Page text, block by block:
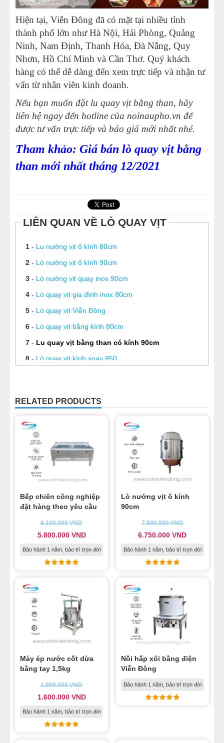
Hiện tại, Viễn Đông đã có mặt tại nhiều tỉnh
thành phố lớn như Hà Nội, Hải Phòng, Quảng
Ninh, Nam Định, Thanh Hóa, Đà Nẵng, Quy
Nhơn, Hồ Chí Minh và Cần Thơ. Quý khách
hàng có thể dễ dàng đến xem trực tiếp và nhận tư
vấn từ nhân viên kinh doanh.
Nếu bạn muốn đặt lu quay vịt bằng than, hãy
liên hệ ngay đến hotline của noinaupho.vn để
được tư vấn trực tiếp và báo giá mới nhất nhé.
Tham khảo: Giá bán lò quay vịt bằng
than mới nhất tháng 12/2021
LIÊN QUAN VỀ LÒ QUAY VỊT
1- Lu nướng vịt ô kính 80cm
2- Lò nướng vịt ô kính 90cm
3- Lò nướng vịt quay inox 90cm
4- Lò quay vịt gia đình inox 80cm
5- Lò quay vịt Viễn Đông
6- Lò quay vịt bằng kính 80cm
7- Lu quay vịt bằng than có kính 90cm
8- Lò quay vịt kính xoay 850
RELATED PRODUCTS
Bếp chiên công nghiệp
đặt hàng theo yêu cầu
6.100.000VND
5.800.000 VND
Bảo hành 1 năm, bảo trì trọn đời
Lò nướng vịt ô kính
90cm
7.000.000VND
6.750.000VND
Bảo hành 1 năm, bảo trì trọn đời
Máy ép nước cốt dừa
bằng tay 1,5kg
1.800.000VND
1.600.000 VND
Bảo hành 1 năm, bảo trì trọn đời
Nồi hấp xôi bằng điện
Viễn Đông
Bảo hành 1 năm, bảo trì trọn đời